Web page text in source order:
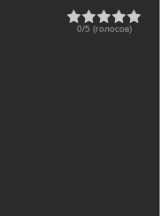
0/5 (голосов)